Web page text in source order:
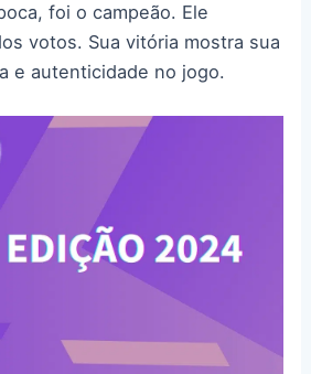
foi o campeão. Ele
votos. Sua vitória mostra sua
e autenticidade no jogo.